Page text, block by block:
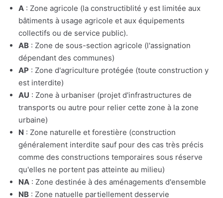
A : Zone agricole (la constructiblité y est limitée aux
bâtiments à usage agricole et aux équipements
collectifs ou de service public).
AB : Zone de sous-section agricole (l'assignation
dépendant des communes)
AP : Zone d'agriculture protégée (toute construction y
est interdite)
AU : Zone à urbaniser (projet d'infrastructures de
transports ou autre pour relier cette zone à la zone
urbaine)
N : Zone naturelle et forestière (construction
généralement interdite sauf pour des cas très précis
comme des constructions temporaires sous réserve
qu'elles ne portent pas atteinte au milieu)
NA : Zone destinée à des aménagements d'ensemble
NB : Zone natuelle partiellement desservie